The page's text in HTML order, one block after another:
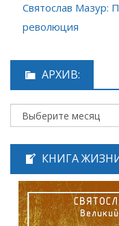
Святослав Мазур:
революция
АРХИВ:
КНИГА